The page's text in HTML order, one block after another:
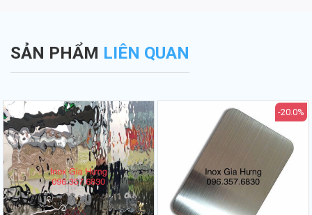
SẢN PHẨM LIÊN QUAN
-20.0%